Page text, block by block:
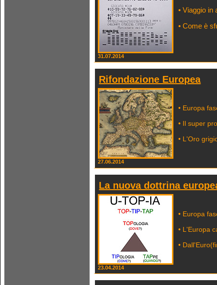
• Viaggio in
• Come è
31.07.2014
Rifondazione Europea
• Europa
• Il super
• L'Oro
27.06.2014
La nuova dottrina
• Europa
• L'Europa
•
23.04.2014